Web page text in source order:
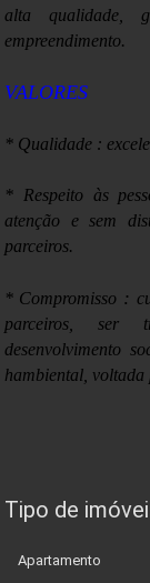
alta qualidade,
empreendimento.
VALORES
* Qualidade :
* Respeito às
atenção e sem
parceiros.
* Compromisso :
parceiros, ser
desenvolvimento
hambiental, voltada
Tipo de
Apartamento